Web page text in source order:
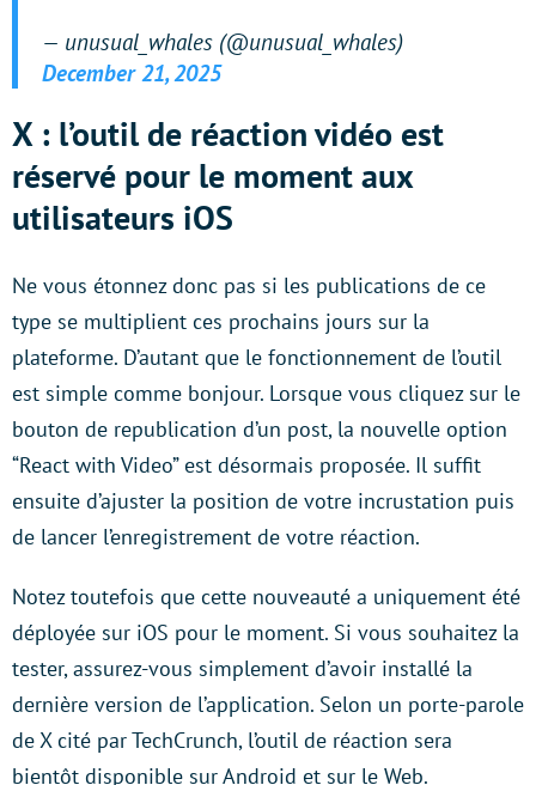
— unusual_whales (@unusual_whales)
December 21, 2025
X : l’outil de réaction vidéo est
réservé pour le moment aux
utilisateurs iOS
Ne vous étonnez donc pas si les publications de ce
type se multiplient ces prochains jours sur la
plateforme. D’autant que le fonctionnement de l’outil
est simple comme bonjour. Lorsque vous cliquez sur le
bouton de republication d’un post, la nouvelle option
“React with Video” est désormais proposée. Il suffit
ensuite d’ajuster la position de votre incrustation puis
de lancer l’enregistrement de votre réaction.
Notez toutefois que cette nouveauté a uniquement été
déployée sur iOS pour le moment. Si vous souhaitez la
tester, assurez-vous simplement d’avoir installé la
dernière version de l’application. Selon un porte-parole
de X cité par TechCrunch, l’outil de réaction sera
bientôt disponible sur Android et sur le Web.